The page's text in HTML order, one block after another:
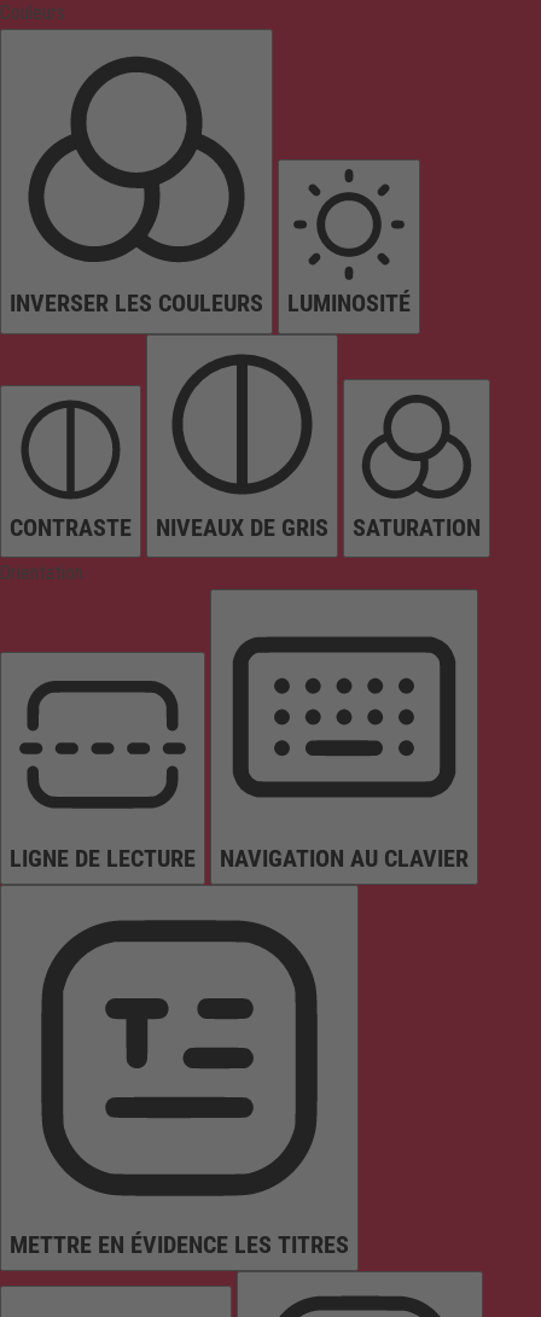
Couleurs
INVERSER LES COULEURS LUMINOSITÉ
CONTRASTE NIVEAUX DE GRIS SATURATION
Orientation
LIGNE DE LECTURE NAVIGATION AU CLAVIER
METTRE EN ÉVIDENCE LES TITRES